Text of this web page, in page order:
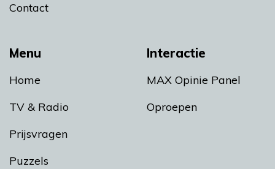
Menu
Home
TV & Radio
Prijsvragen
Puzzels
Interactie
MAX Opinie Panel
Oproepen
Contact